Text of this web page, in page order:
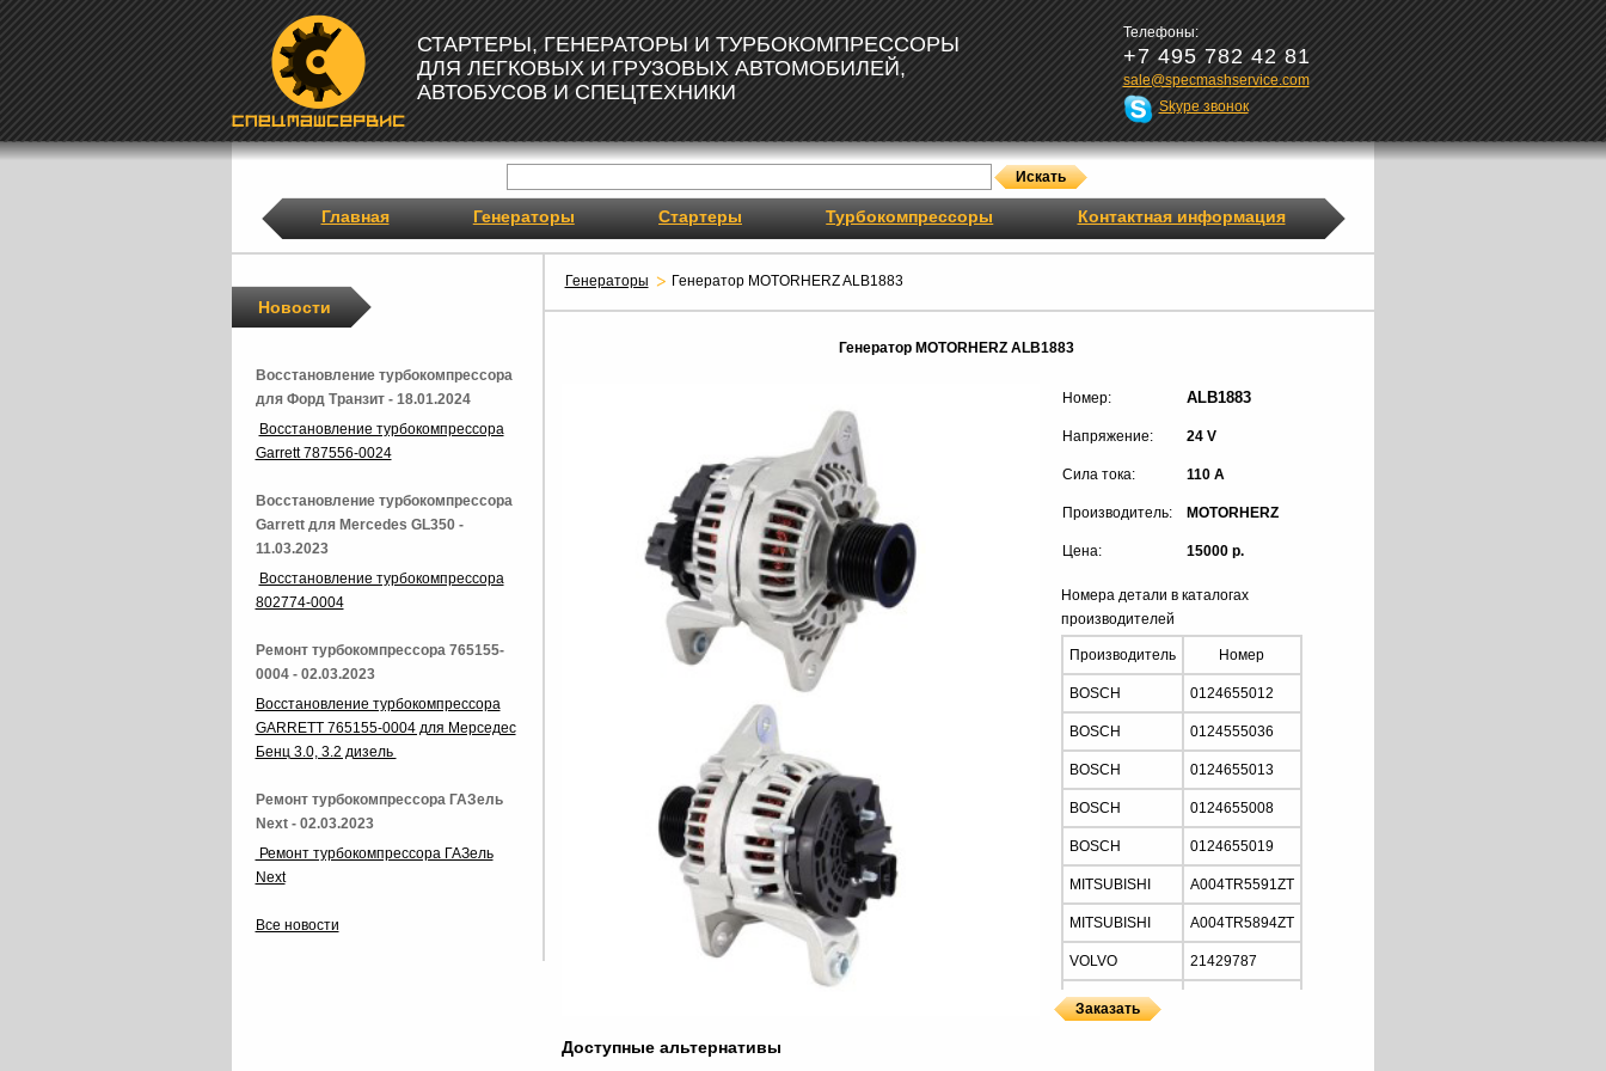
СТАРТЕРЫ, ГЕНЕРАТОРЫ И ТУРБОКОМПРЕССОРЫ
ДЛЯ ЛЕГКОВЫХ И ГРУЗОВЫХ АВТОМОБИЛЕЙ,
АВТОБУСОВ И СПЕЦТЕХНИКИ
Телефоны:
+7 495 782 42 81
sale@specmashservice.com
Skype звонок
Главная Генераторы Стартеры Турбокомпрессоры Контактная информация
Генераторы Генератор MOTORHERZ ALB1883
Генератор MOTORHERZ ALB1883
Номер: ALB1883
Напряжение: 24 V
Сила тока: 110 A
Производитель: MOTORHERZ
Цена: 15000 р.
Номера детали в каталогах
производителей
Производитель Номер
BOSCH 0124655012
BOSCH 0124555036
BOSCH 0124655013
BOSCH 0124655008
BOSCH 0124655019
MITSUBISHI A004TR5591ZT
MITSUBISHI A004TR5894ZT
VOLVO 21429787
VOLVO
Доступные альтернативы
Новости
Восстановление турбокомпрессора
для Форд Транзит - 18.01.2024
Восстановление турбокомпрессора
Garrett 787556-0024
Восстановление турбокомпрессора
Garrett для Mercedes GL350 -
11.03.2023
Восстановление турбокомпрессора
802774-0004
Ремонт турбокомпрессора 765155-
0004 - 02.03.2023
Восстановление турбокомпрессора
GARRETT 765155-0004 для Мерседес
Бенц 3.0, 3.2 дизель
Ремонт турбокомпрессора ГАЗель
Next - 02.03.2023
Ремонт турбокомпрессора ГАЗель
Next
Все новости